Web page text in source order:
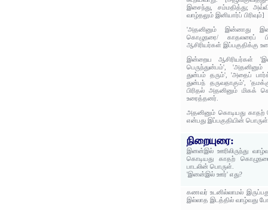
இசைந்து, சம்மதித்து;
வாழ்தலும் இனியார்ப் பிரிவும்]
'அதனினும் இன்னாது
கொழுநரை/ காதலரைப்
ஆசிரியர்கள் இப்பகுதிக்கு
இன்றைய ஆசிரியர்கள்
பெருந்துன்பம்',
துன்பம் தரும்', 'அதைப்
துன்பந் தருவதாகும்',
பிரிதல் அதனினும் மிகக்
உரைத்தனர்.
அதனினும் கொடியது காதற்
என்பது இப்பகுதியின்
நிறையுரை:
இனன்இல் ஊரிலிருந்து
கொடியது காதற்
பாடலின் பொருள்.
'இனன்இல் ஊர்' எது?
கணவர் உடனில்லாமல்
இல்லாத இடத்தில் வாழ்வது